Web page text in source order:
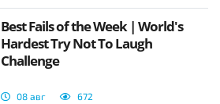
Best Fails of the Week | World's
Hardest Try Not To Laugh
Challenge
08 авг 672